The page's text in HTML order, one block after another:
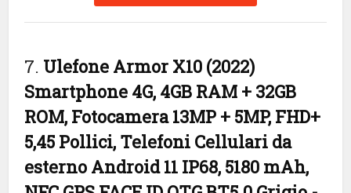
7. Ulefone Armor X10 (2022)
Smartphone 4G, 4GB RAM + 32GB
ROM, Fotocamera 13MP + 5MP, FHD+
5,45 Pollici, Telefoni Cellulari da
esterno Android 11 IP68, 5180 mAh,